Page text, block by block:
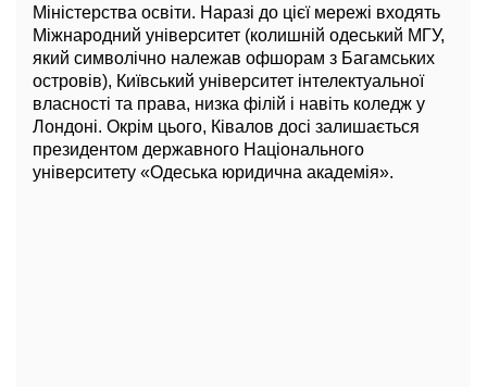
Міністерства освіти. Наразі до цієї мережі входять
Міжнародний університет (колишній одеський МГУ,
який символічно належав офшорам з Багамських
островів), Київський університет інтелектуальної
власності та права, низка філій і навіть коледж у
Лондоні. Окрім цього, Ківалов досі залишається
президентом державного Національного
університету «Одеська юридична академія».